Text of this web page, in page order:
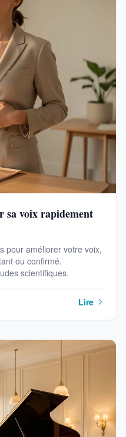
sa voix rapidement
pour améliorer votre voix,
ou confirmé.
scientifiques.
Lire